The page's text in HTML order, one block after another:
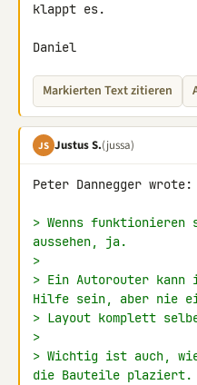
klappt es.
Daniel
Markierten Text zitieren
JS Justus S.(jussa)
Peter Dannegger wrote:
> Wenns
aussehen, ja.
>
> Ein Autorouter kann
Hilfe sein, aber nie
> Layout komplett
>
> Wichtig ist auch,
die Bauteile plaziert.